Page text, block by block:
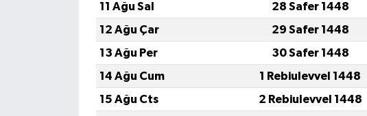
11 Ağu Sal
28 Safer 1448
12 Ağu Çar
29 Safer 1448
13 Ağu Per
30 Safer 1448
14 Ağu Cum
1 Rebiulevvel 1448
15 Ağu Cts
2 Rebiulevvel 1448